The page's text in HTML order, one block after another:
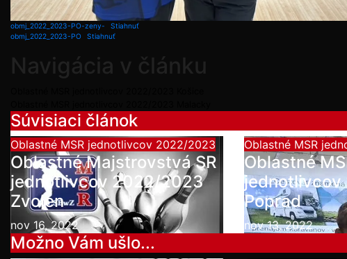
obmj_2022_2023-PO-zeny-
Stiahnuť
obmj_2022_2023-PO
Stiahnuť
Navigácia v článku
Súvisiaci článok
Oblastné MSR jednotlivcov 2022/2023
Oblastné Majstrovstvá SR
jednotlivcov 2022/2023
Zvolen
nov 16, 2022
Oblastné MSR
Oblastné
Poprad
nov 13, 2022
Možno Vám ušlo...